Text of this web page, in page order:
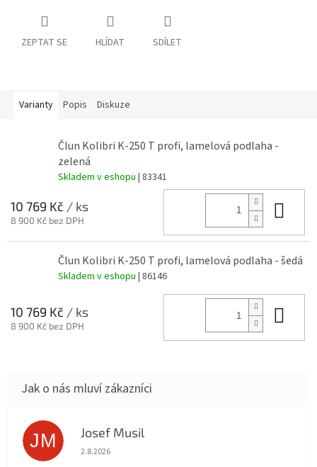
ZEPTAT SE HLÍDAT SDÍLET
Varianty Popis Diskuze
Člun Kolibri K-250 T profi, lamelová podlaha -
zelená
Skladem v eshopu | 83341
10 769 Kč / ks
8 900 Kč bez DPH
Člun Kolibri K-250 T profi, lamelová podlaha - šedá
Skladem v eshopu | 86146
10 769 Kč / ks
8 900 Kč bez DPH
JM Josef Musil
Hodnocení obchodu je 5 z 5 hvězdiček.
2.8.2026